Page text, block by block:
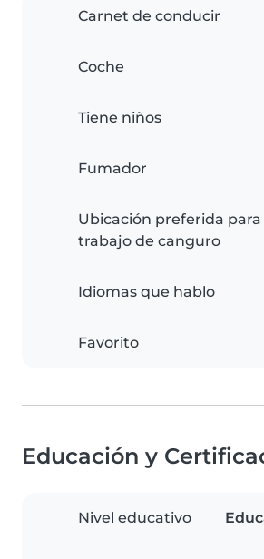
Carnet de conducir
Coche
Tiene niños
Fumador
Ubicación preferida para
trabajo de canguro
Idiomas que hablo
Favorito
Educación y
Nivel educativo